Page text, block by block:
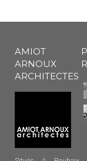
AMIOT
ARNOUX
ARCHITECTES